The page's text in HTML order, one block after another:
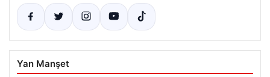
Yan Manşet